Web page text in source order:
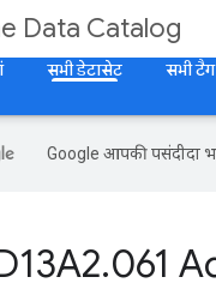
Data Catalog
सभी डेटासेट सभी टैग
Google आपकी पसंदीदा
.061